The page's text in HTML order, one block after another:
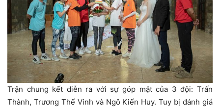
Trận chung kết diễn ra với sự góp mặt của 3 đội: Trấn
Thành, Trương Thế Vinh và Ngô Kiến Huy. Tuy bị đánh giá